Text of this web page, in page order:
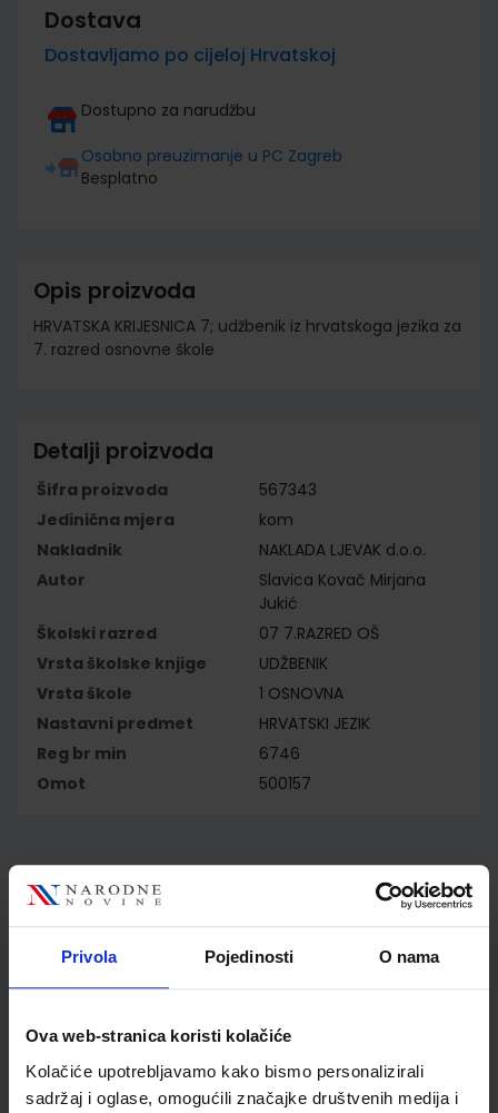
Privola Pojedinosti O nama
Ova web-stranica koristi kolačiće
Kolačiće upotrebljavamo kako bismo personalizirali
sadržaj i oglase, omogućili značajke društvenih medija i
Dostava
Dostavljamo po cijeloj Hrvatskoj
Dostupno za narudžbu
Osobno preuzimanje u PC Zagreb
Besplatno
Opis proizvoda
HRVATSKA KRIJESNICA 7; udžbenik iz hrvatskoga jezika za
7. razred osnovne škole
Detalji proizvoda
Šifra proizvoda
567343
Jedinična mjera
kom
Nakladnik
NAKLADA LJEVAK d.o.o.
Autor
Slavica Kovač Mirjana
Jukić
Školski razred
07 7.RAZRED OŠ
Vrsta školske knjige
UDŽBENIK
Vrsta škole
1 OSNOVNA
Nastavni predmet
HRVATSKI JEZIK
Reg br min
6746
Omot
500157
Kupci najčešće biraju..
Omot PVC za školske
udžbenike; dimenzije
413x277; tip 157